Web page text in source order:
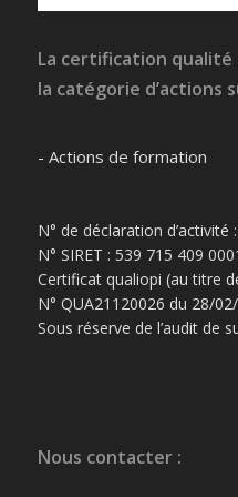
La certification
la catégorie d’actions
- Actions de formation
N° de déclaration d’activité
N° SIRET : 539 715 409
Certificat qualiopi (au titre
N° QUA21120026 du 28/
Sous réserve de l’audit de
Nous contacter :